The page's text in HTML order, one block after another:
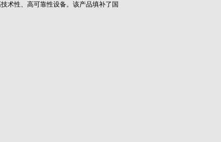
术性、高可靠性设备。该产品填补了国